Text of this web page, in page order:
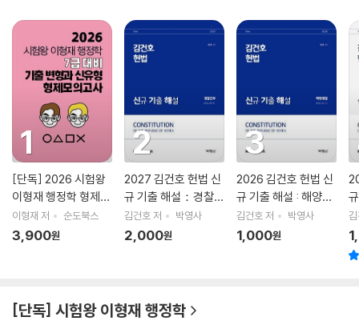
1
[단독] 2026 시험왕
이형재 행정학 형제모
의고사
이형재 저 순도북스
3,900원
2
2027 김건호 헌법 신
규 기출 해설：경찰간
부
김건호 저 박영사
2,000원
3
2026 김건호 헌법 신
규 기출 해설 : 해양경
찰
김건호 저 박영사
1,000원
9
[단독] 시험왕 이형재 행정학